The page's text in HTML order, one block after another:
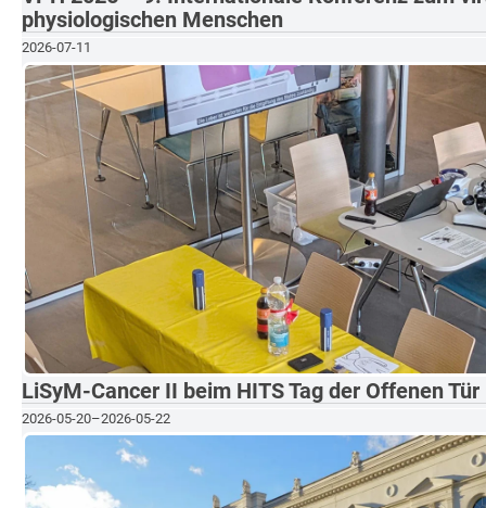
physiologischen Menschen
2026-07-11
LiSyM-Cancer II beim HITS Tag der Offenen Tür
2026-05-20–2026-05-22